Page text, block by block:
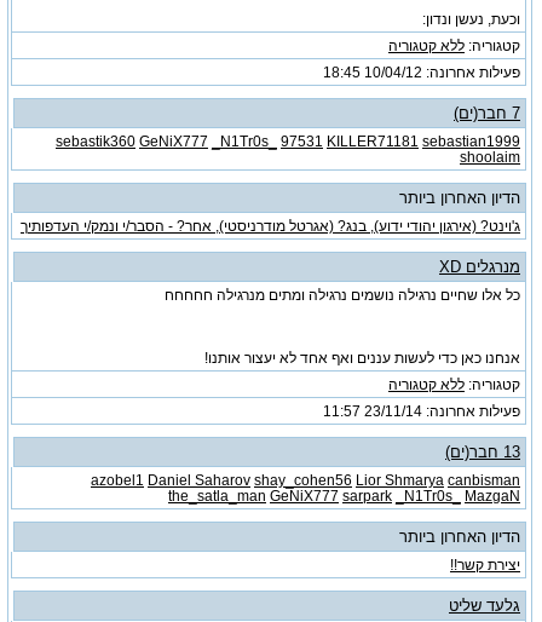
וכעת, נעשן ונדון:
קטגוריה: ללא קטגוריה
פעילות אחרונה: 10/04/12
18:45
7 חבר(ים)
sebastik360 GeNiX777 _N1Tr0s_ 97531 KILLER71181 sebastian1999
shoolaim
הדיון האחרון ביותר
ג'וינט? (אירגון יהודי ידוע), בנג? (אגרטל מודרניסטי), אחר? - הסבר/י ונמק/י העדפותיך
מנרגלים XD
כל אלו שחיים נרגילה נושמים נרגילה ומתים מנרגילה חחחחח
אנחנו כאן כדי לעשות עננים ואף אחד לא יעצור אותנו!
קטגוריה: ללא קטגוריה
פעילות אחרונה: 23/11/14
11:57
13 חבר(ים)
azobel1 Daniel Saharov shay_cohen56 Lior Shmarya canbisman
the_satla_man GeNiX777 sarpark _N1Tr0s_ MazgaN
הדיון האחרון ביותר
יצירת קשר!!
גלעד שליט